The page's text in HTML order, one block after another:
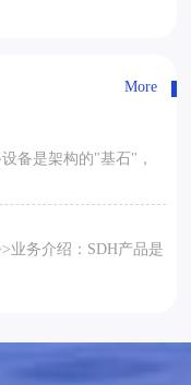
More
备是架构的"基石"，
业务介绍：SDH产品是